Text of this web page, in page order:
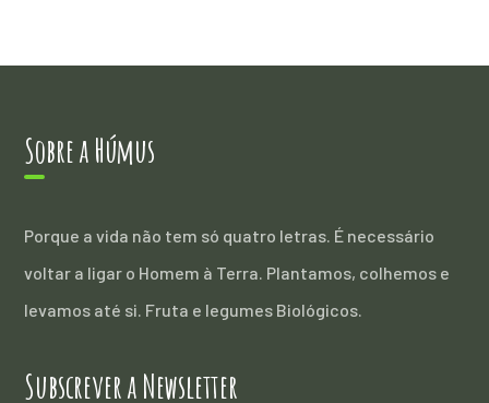
Sobre a Húmus
Porque a vida não tem só quatro letras. É necessário
voltar a ligar o Homem à Terra. Plantamos, colhemos e
levamos até si. Fruta e legumes Biológicos.
Subscrever a Newsletter